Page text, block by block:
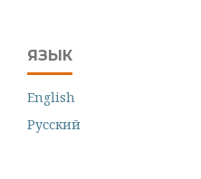
ЯЗЫК
English
Русский